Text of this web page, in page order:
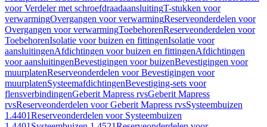
voor Verdeler met schroefdraadaansluitingT-stukken voor
verwarmingOvergangen voor verwarmingReserveonderdelen voor
Overgangen voor verwarmingToebehorenReserveonderdelen voor
ToebehorenIsolatie voor buizen en fittingenIsolatie voor
aansluitingenAfdichtingen voor buizen en fittingenAfdichtingen
voor aansluitingenBevestigingen voor buizenBevestigingen voor
muurplatenReserveonderdelen voor Bevestigingen voor
muurplatenSysteemafdichtingenBevestiging-sets voor
flensverbindingenGeberit Mapress rvsGeberit Mapress
rvsReserveonderdelen voor Geberit Mapress rvsSysteembuizen
1.4401Reserveonderdelen voor Systeembuizen